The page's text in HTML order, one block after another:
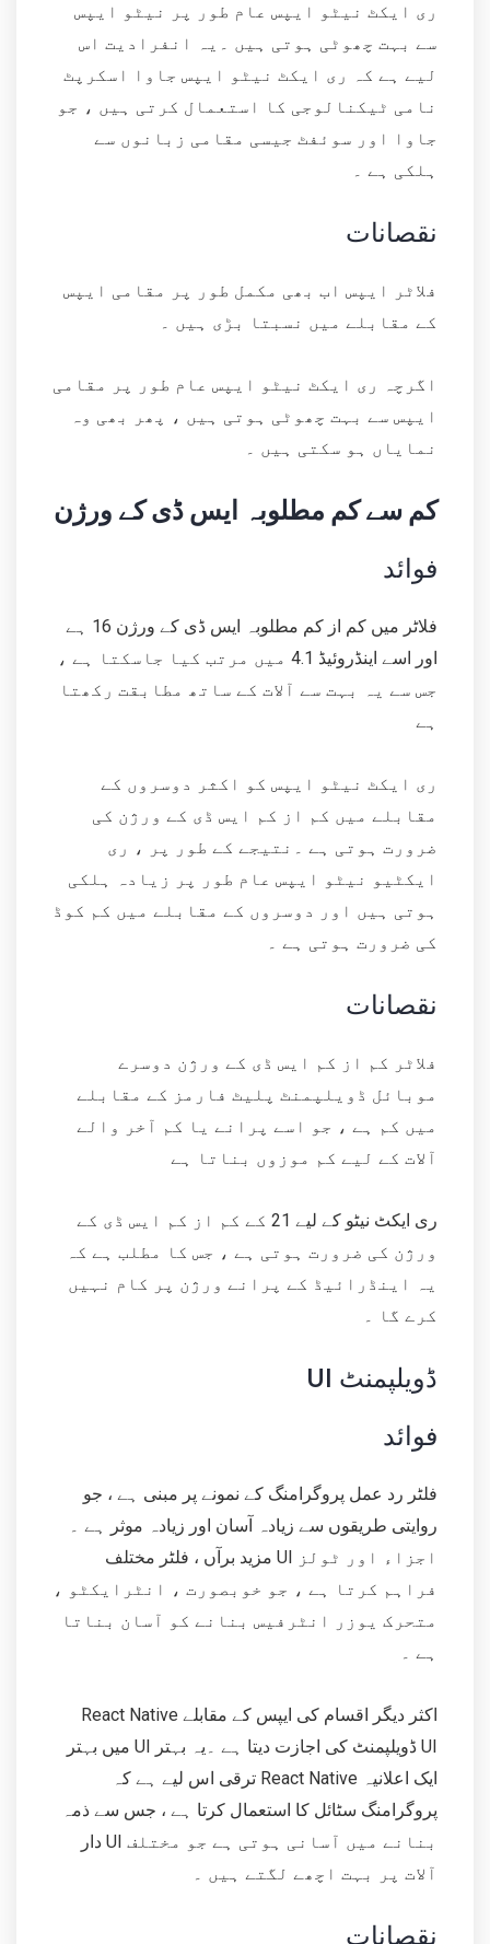
ری ایکٹ نیٹو ایپس عام طور پر نیٹو ایپس
سے بہت چھوٹی ہوتی ہیں ۔یہ انفرادیت اس
لیے ہے کہ ری ایکٹ نیٹو ایپس جاوا اسکرپٹ
نامی ٹیکنالوجی کا استعمال کرتی ہیں ، جو
جاوا اور سوئفٹ جیسی مقامی زبانوں سے
ہلکی ہے ۔
نقصانات
فلاٹر ایپس اب بھی مکمل طور پر مقامی ایپس
کے مقابلے میں نسبتا بڑی ہیں ۔
اگرچہ ری ایکٹ نیٹو ایپس عام طور پر مقامی
ایپس سے بہت چھوٹی ہوتی ہیں ، پھر بھی وہ
نمایاں ہو سکتی ہیں ۔
کم سے کم مطلوبہ ایس ڈی کے ورژن
فوائد
فلاٹر میں کم از کم مطلوبہ ایس ڈی کے ورژن 16 ہے
اور اسے اینڈروئیڈ 4.1 میں مرتب کیا جاسکتا ہے ،
جس سے یہ بہت سے آلات کے ساتھ مطابقت رکھتا
ہے
ری ایکٹ نیٹو ایپس کو اکثر دوسروں کے
مقابلے میں کم از کم ایس ڈی کے ورژن کی
ضرورت ہوتی ہے ۔نتیجے کے طور پر ، ری
ایکٹیو نیٹو ایپس عام طور پر زیادہ ہلکی
ہوتی ہیں اور دوسروں کے مقابلے میں کم کوڈ
کی ضرورت ہوتی ہے ۔
نقصانات
فلاٹر کم از کم ایس ڈی کے ورژن دوسرے
موبائل ڈویلپمنٹ پلیٹ فارمز کے مقابلے
میں کم ہے ، جو اسے پرانے یا کم آخر والے
آلات کے لیے کم موزوں بناتا ہے
ری ایکٹ نیٹو کے لیے 21 کے کم از کم ایس ڈی کے
ورژن کی ضرورت ہوتی ہے ، جس کا مطلب ہے کہ
یہ اینڈرائیڈ کے پرانے ورژن پر کام نہیں
کرے گا ۔
UI ڈویلپمنٹ
فوائد
فلٹر رد عمل پروگرامنگ کے نمونے پر مبنی ہے ، جو
روایتی طریقوں سے زیادہ آسان اور زیادہ موثر ہے ۔
مزید برآں ، فلٹر مختلف UI اجزاء اور ٹولز
فراہم کرتا ہے ، جو خوبصورت ، انٹرایکٹو ،
متحرک یوزر انٹرفیس بنانے کو آسان بناتا
ہے ۔
React Native اکثر دیگر اقسام کی ایپس کے مقابلے
میں بہتر UI ڈویلپمنٹ کی اجازت دیتا ہے ۔یہ بہتر UI
ترقی اس لیے ہے کہ React Native ایک اعلانیہ
پروگرامنگ سٹائل کا استعمال کرتا ہے ، جس سے ذمہ
دار UI بنانے میں آسانی ہوتی ہے جو مختلف
آلات پر بہت اچھے لگتے ہیں ۔
نقصانات